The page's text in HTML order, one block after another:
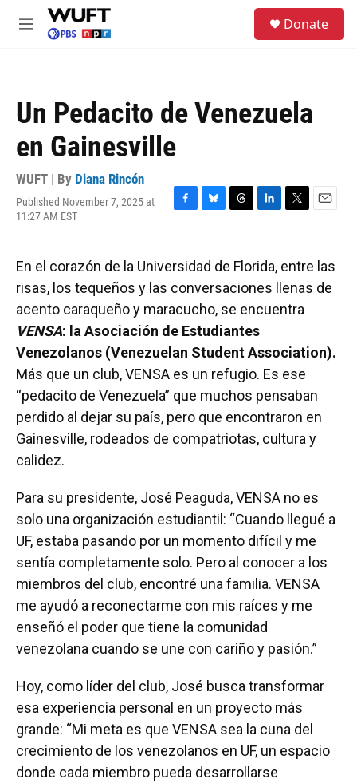
Skip to main content
M
Donate
Un Pedacito de Venezuela
en Gainesville
WUFT | By Diana Rincón
Published November 7, 2025 at
11:27 AM EST
F
e
b
o
o
k
B
e
s
k
y
T
e
a
d
s
L
k
e
d
I
n
T
t
t
e
r
E
l
En el corazón de la Universidad de Florida, entre las
risas, los tequeños y las conversaciones llenas de
acento caraqueño y maracucho, se encuentra
VENSA: la Asociación de Estudiantes
Venezolanos (Venezuelan Student Association).
Más que un club, VENSA es un refugio. Es ese
“pedacito de Venezuela” que muchos pensaban
perdido al dejar su país, pero que encontraron en
Gainesville, rodeados de compatriotas, cultura y
calidez.
Para su presidente, José Peaguda, VENSA no es
solo una organización estudiantil: “Cuando llegué a
UF, estaba pasando por un momento difícil y me
sentía completamente solo. Pero al conocer a los
miembros del club, encontré una familia. VENSA
me ayudó a reconectarme con mis raíces y me
enseñó el poder que tiene la comunidad
venezolana cuando se une con cariño y pasión.”
Hoy, como líder del club, José busca transformar
esa experiencia personal en un proyecto más
grande: “Mi meta es que VENSA sea la cuna del
crecimiento de los venezolanos en UF, un espacio
donde cada miembro pueda desarrollarse